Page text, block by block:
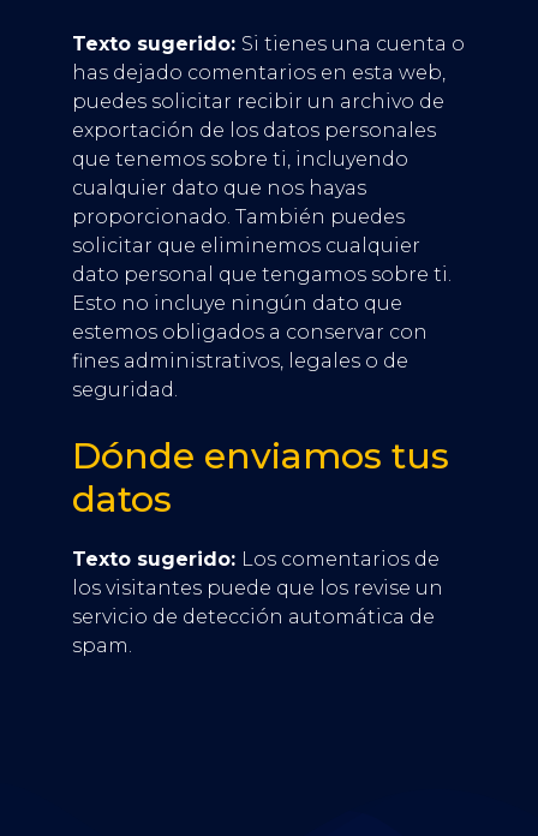
Texto sugerido: Si tienes una cuenta o
has dejado comentarios en esta web,
puedes solicitar recibir un archivo de
exportación de los datos personales
que tenemos sobre ti, incluyendo
cualquier dato que nos hayas
proporcionado. También puedes
solicitar que eliminemos cualquier
dato personal que tengamos sobre ti.
Esto no incluye ningún dato que
estemos obligados a conservar con
fines administrativos, legales o de
seguridad.
Dónde enviamos tus
datos
Texto sugerido: Los comentarios de
los visitantes puede que los revise un
servicio de detección automática de
spam.